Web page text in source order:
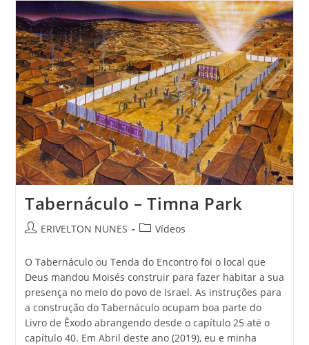
Tabernáculo – Timna Park
ERIVELTON NUNES Vídeos
O Tabernáculo ou Tenda do Encontro foi o local que
Deus mandou Moisés construir para fazer habitar a sua
presença no meio do povo de Israel. As instruções para
a construção do Tabernáculo ocupam boa parte do
Livro de Êxodo abrangendo desde o capítulo 25 até o
capítulo 40. Em Abril deste ano (2019), eu e minha